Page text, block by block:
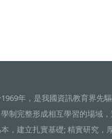
年，是我國資訊教育界先
制完整形成相互學習的場域
，建立扎實基礎; 精實研究，